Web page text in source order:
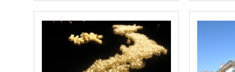
下水道整備課
浄水管理課
農業委員会事務局 議会局